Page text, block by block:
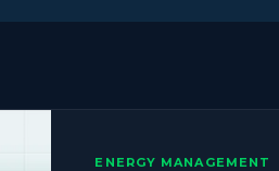
ENERGY MANAGEMENT